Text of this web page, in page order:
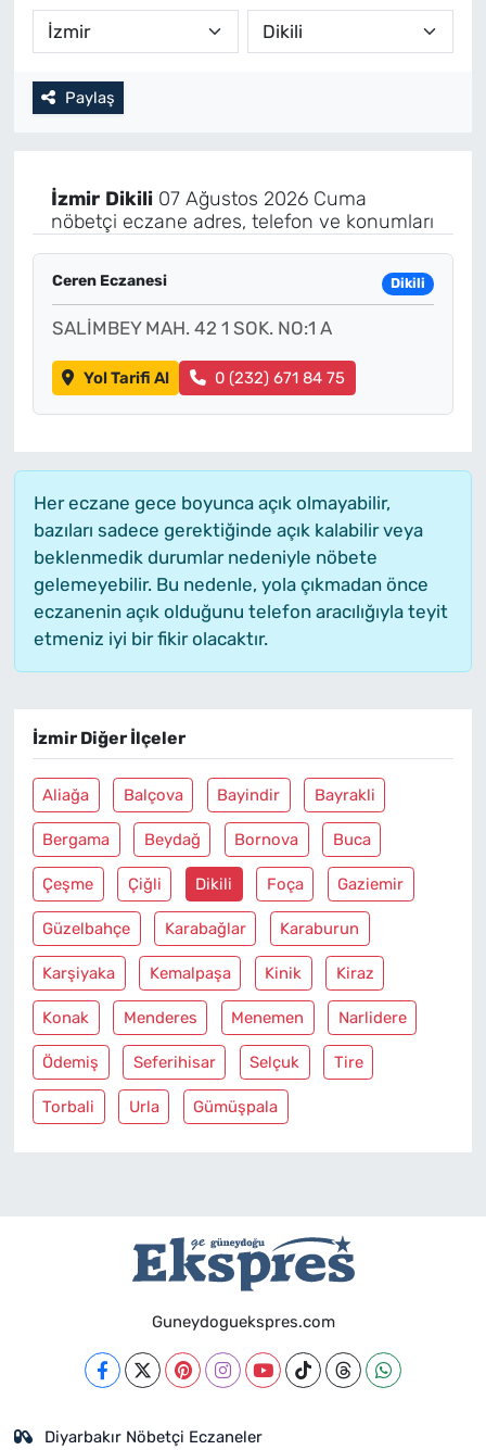
Paylaş
İzmir Dikili 07 Ağustos 2026 Cuma
nöbetçi eczane adres, telefon ve konumları
Ceren Eczanesi Dikili
SALİMBEY MAH. 42 1 SOK. NO:1 A
Yol Tarifi Al 0 (232) 671 84 75
Her eczane gece boyunca açık olmayabilir,
bazıları sadece gerektiğinde açık kalabilir veya
beklenmedik durumlar nedeniyle nöbete
gelemeyebilir. Bu nedenle, yola çıkmadan önce
eczanenin açık olduğunu telefon aracılığıyla teyit
etmeniz iyi bir fikir olacaktır.
İzmir Diğer İlçeler
Aliağa Balçova Bayindir Bayrakli
Bergama Beydağ Bornova Buca
Çeşme Çiğli Dikili Foça Gaziemir
Güzelbahçe Karabağlar Karaburun
Karşiyaka Kemalpaşa Kinik Kiraz
Konak Menderes Menemen Narlidere
Ödemiş Seferihisar Selçuk Tire
Torbali Urla Gümüşpala
Guneydoguekspres.com
Diyarbakır Nöbetçi Eczaneler